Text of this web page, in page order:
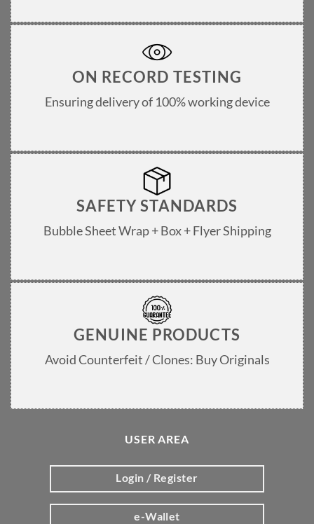
ON RECORD TESTING
Ensuring delivery of 100% working device
SAFETY STANDARDS
Bubble Sheet Wrap + Box + Flyer Shipping
GENUINE PRODUCTS
Avoid Counterfeit / Clones: Buy Originals
USER AREA
Login / Register
e-Wallet